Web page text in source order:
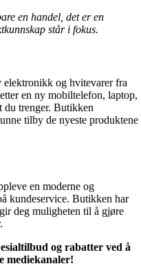
en handel, det er en
står i fokus.
og hvitevarer fra
en ny mobiltelefon, laptop,
du trenger. Butikken
tilby de nyeste produktene
en moderne og
kundeservice. Butikken har
deg muligheten til å gjøre
og rabatter ved å
mediekanaler!